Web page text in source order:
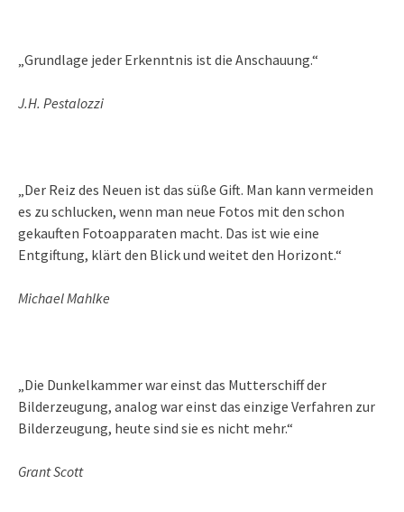
„Grundlage jeder Erkenntnis ist die Anschauung.“
J.H. Pestalozzi
„Der Reiz des Neuen ist das süße Gift. Man kann vermeiden
es zu schlucken, wenn man neue Fotos mit den schon
gekauften Fotoapparaten macht. Das ist wie eine
Entgiftung, klärt den Blick und weitet den Horizont.“
Michael Mahlke
„Die Dunkelkammer war einst das Mutterschiff der
Bilderzeugung, analog war einst das einzige Verfahren zur
Bilderzeugung, heute sind sie es nicht mehr.“
Grant Scott